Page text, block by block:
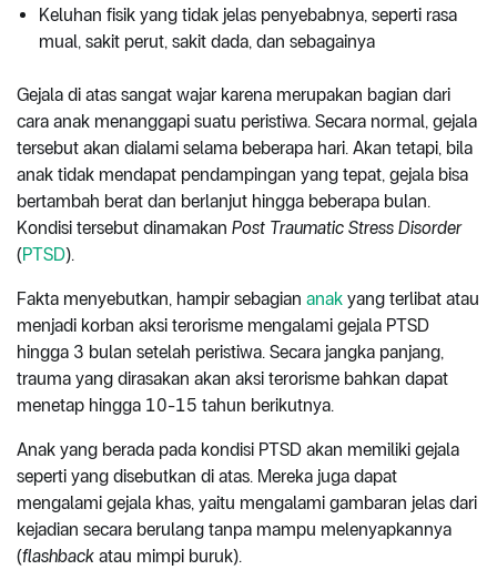
Keluhan fisik yang tidak jelas penyebabnya, seperti rasa
mual, sakit perut, sakit dada, dan sebagainya
Gejala di atas sangat wajar karena merupakan bagian dari
cara anak menanggapi suatu peristiwa. Secara normal, gejala
tersebut akan dialami selama beberapa hari. Akan tetapi, bila
anak tidak mendapat pendampingan yang tepat, gejala bisa
bertambah berat dan berlanjut hingga beberapa bulan.
Kondisi tersebut dinamakan Post Traumatic Stress Disorder
(PTSD).
Fakta menyebutkan, hampir sebagian anak yang terlibat atau
menjadi korban aksi terorisme mengalami gejala PTSD
hingga 3 bulan setelah peristiwa. Secara jangka panjang,
trauma yang dirasakan akan aksi terorisme bahkan dapat
menetap hingga 10-15 tahun berikutnya.
Anak yang berada pada kondisi PTSD akan memiliki gejala
seperti yang disebutkan di atas. Mereka juga dapat
mengalami gejala khas, yaitu mengalami gambaran jelas dari
kejadian secara berulang tanpa mampu melenyapkannya
(flashback atau mimpi buruk).